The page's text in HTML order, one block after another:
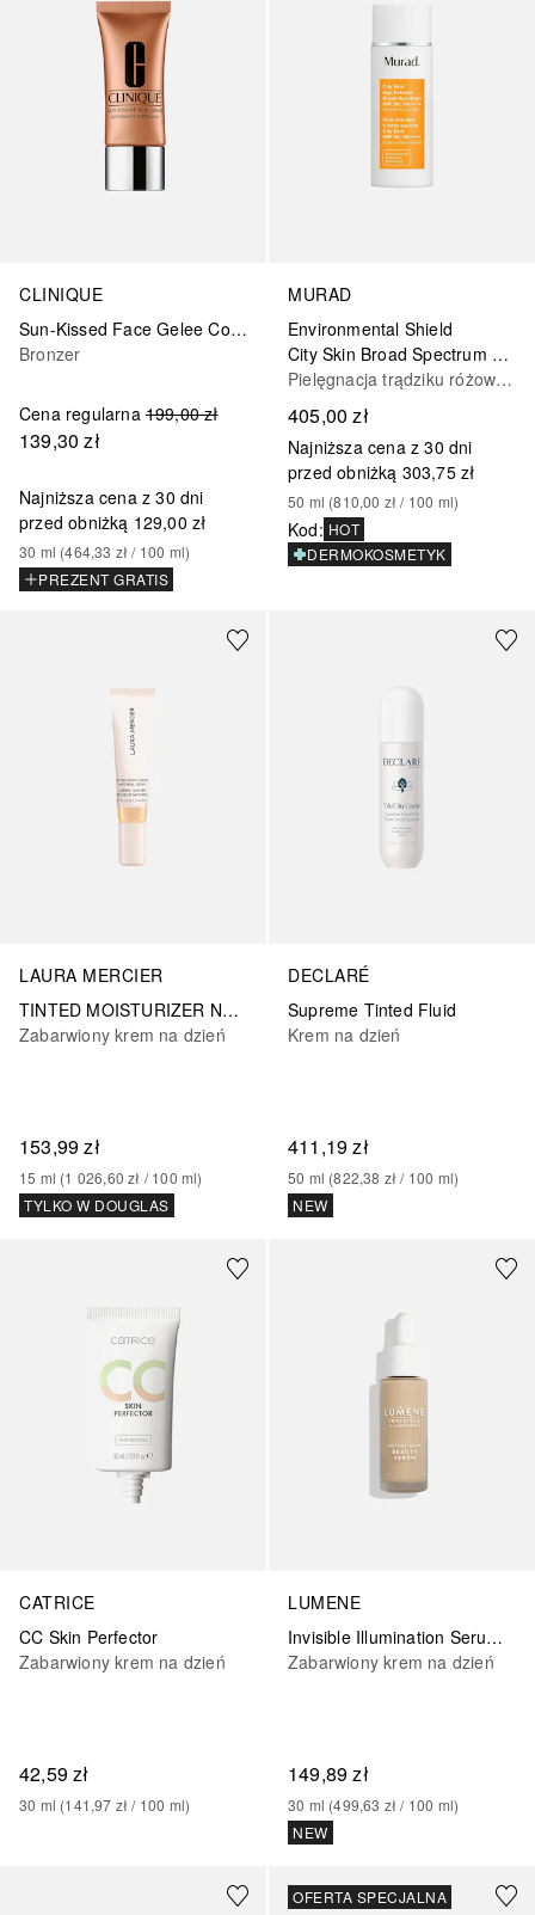
CLINIQUE
Sun-Kissed Face Gelee Complexion Multitasker
Bronzer
Cena regularna 199,00 zł
139,30 zł
Najniższa cena z 30 dni
przed obniżką 129,00 zł
30 ml (464,33 zł / 100 ml)
PREZENT GRATIS
MURAD
Environmental Shield
City Skin Broad Spectrum SPF50 Ochronny krem miejski
Pielęgnacja trądziku różowatego
405,00 zł
Najniższa cena z 30 dni
przed obniżką 303,75 zł
50 ml (810,00 zł / 100 ml)
Kod: HOT
DERMOKOSMETYK
LAURA MERCIER
TINTED MOISTURIZER NATURAL DEWY
Zabarwiony krem na dzień
153,99 zł
15 ml (1 026,60 zł / 100 ml)
TYLKO W DOUGLAS
+1
DECLARÉ
Supreme Tinted Fluid
Krem na dzień
411,19 zł
50 ml (822,38 zł / 100 ml)
NEW
CATRICE
CC Skin Perfector
Zabarwiony krem na dzień
42,59 zł
30 ml (141,97 zł / 100 ml)
LUMENE
Invisible Illumination Serum tonujące
Zabarwiony krem na dzień
149,89 zł
30 ml (499,63 zł / 100 ml)
NEW
OFERTA SPECJALNA